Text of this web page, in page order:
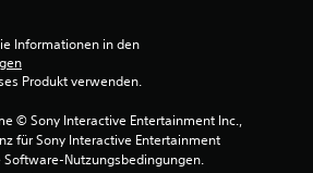
Informationen in den
Produkt verwenden.
© Sony Interactive Entertainment Inc.,
für Sony Interactive Entertainment
Software-Nutzungsbedingungen.